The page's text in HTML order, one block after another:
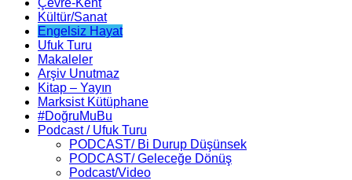
Kültür/Sanat
Engelsiz Hayat
Ufuk Turu
Makaleler
Arşiv Unutmaz
Kitap – Yayın
Marksist Kütüphane
#DoğruMuBu
Podcast / Ufuk Turu
PODCAST/ Bi Durup Düşünsek
PODCAST/ Geleceğe Dönüş
Podcast/Video